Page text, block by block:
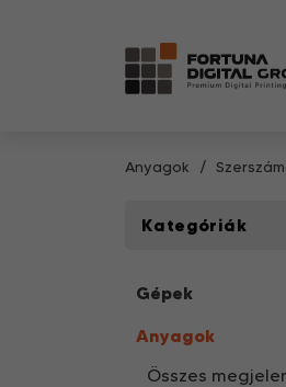
Anyagok
Kategóriák
Gépek
Anyagok
Összes